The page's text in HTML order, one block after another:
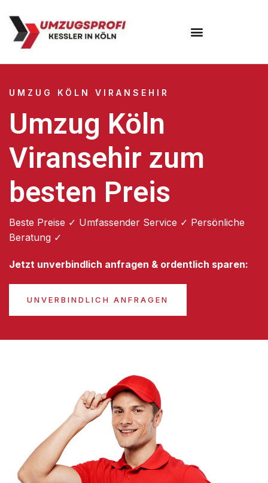
UMZUG KÖLN VIRANSEHIR
Umzug Köln
Viransehir zum
besten Preis
Beste Preise ✓ Umfassender Service ✓ Persönliche
Beratung ✓
Jetzt unverbindlich anfragen & ordentlich sparen:
UNVERBINDLICH ANFRAGEN